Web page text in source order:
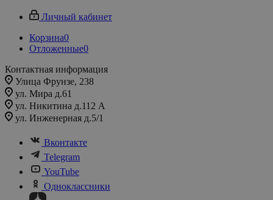
Личный кабинет
Корзина0
Отложенные0
Контактная информация
Улица Фрунзе, 238​
ул. Мира д.61
ул. Никитина д.112 А
ул. Инженерная д.5/1
Вконтакте
Telegram
YouTube
Одноклассники